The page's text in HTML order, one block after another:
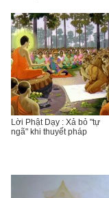
Lời Phật Dạy : Xả bỏ "tự
ngã" khi thuyết pháp